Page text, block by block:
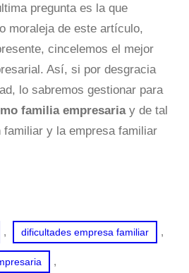
pregunta es la que
moraleja de este artículo,
cincelemos el mejor
Así, si por desgracia
lo sabremos gestionar para
familia empresariay de tal
familiar y la empresa familiar
, dificultades empresa familiar ,
,